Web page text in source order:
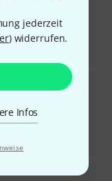
jederzeit
) widerrufen.
Infos